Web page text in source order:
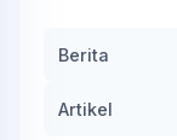
Berita
Artikel